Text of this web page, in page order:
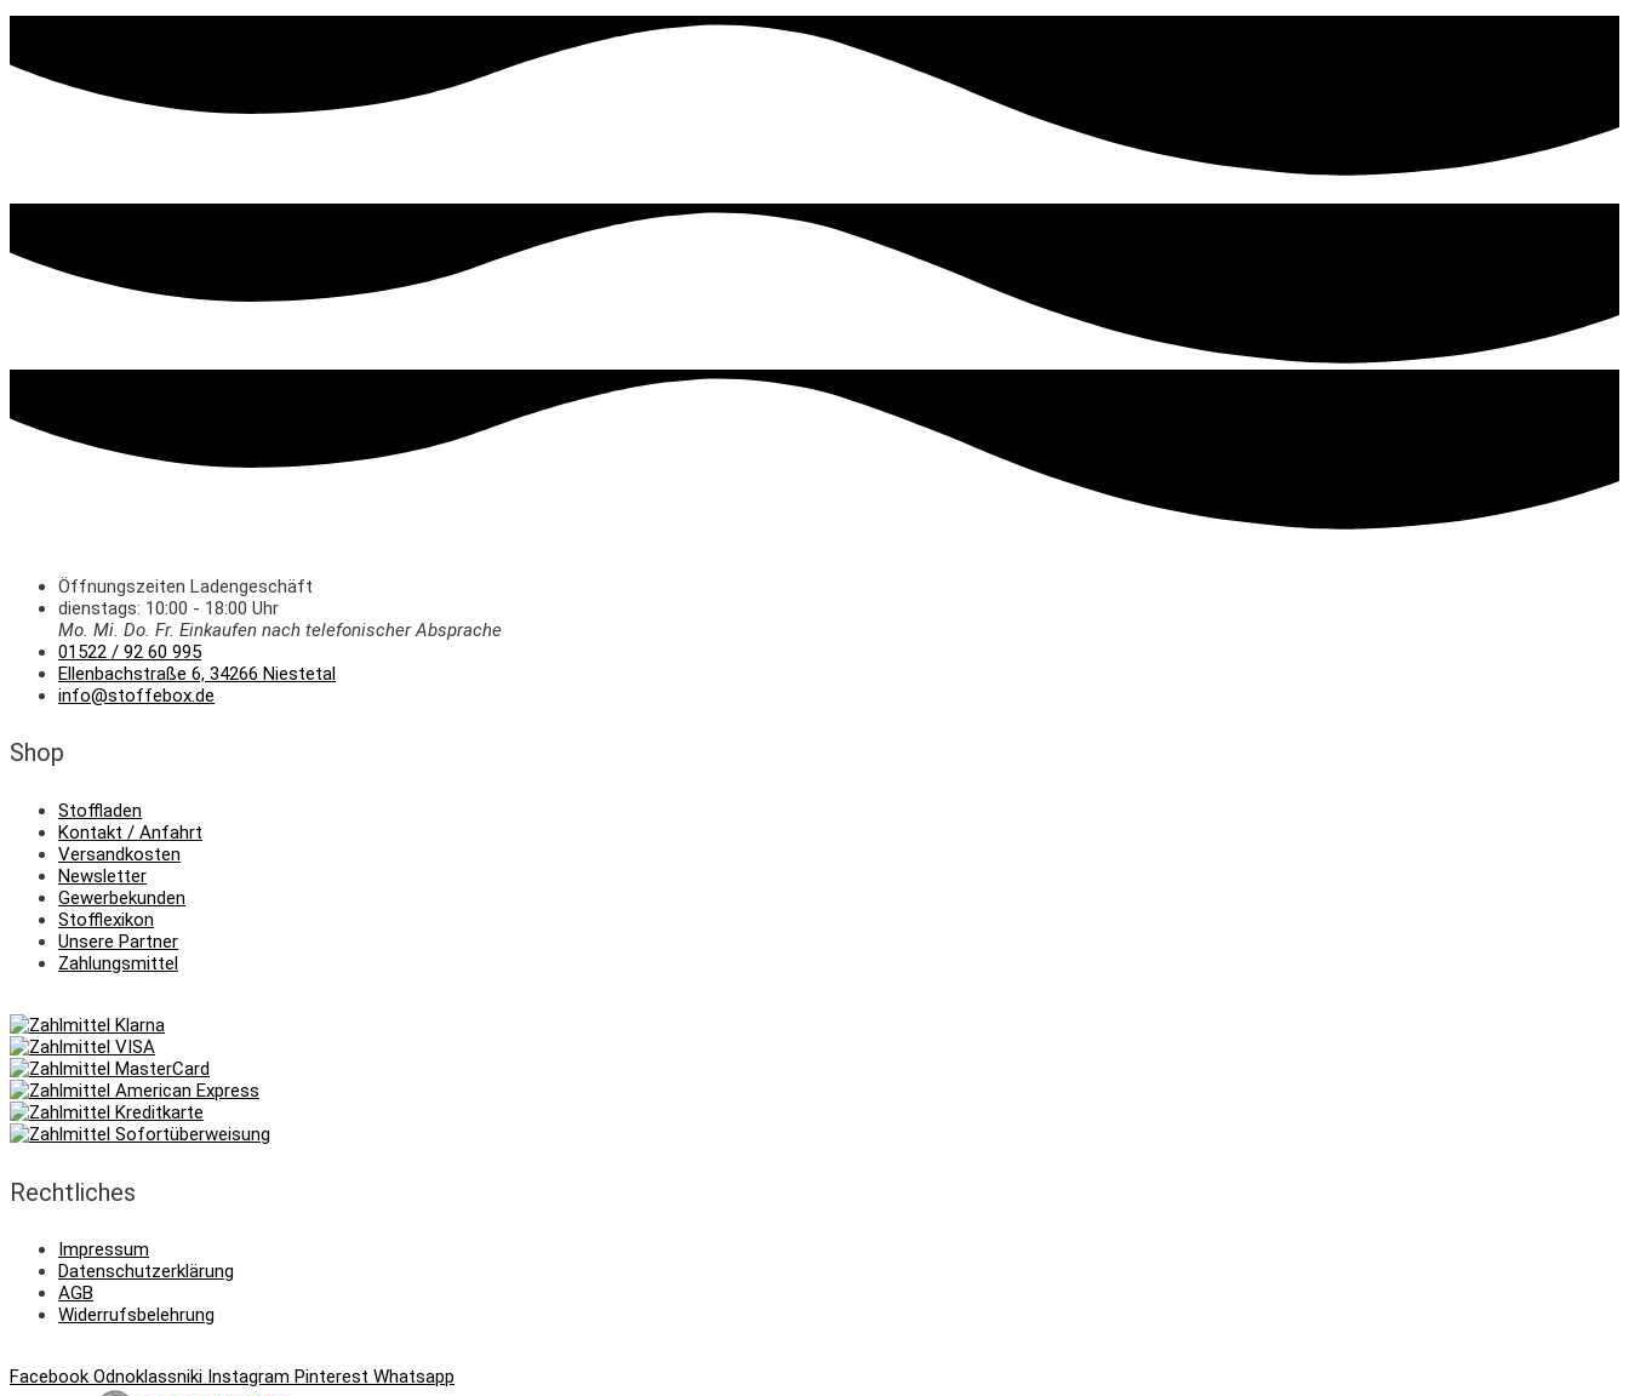
Öffnungszeiten Ladengeschäft
dienstags: 10:00 - 18:00 Uhr
Mo. Mi. Do. Fr. Einkaufen nach telefonischer Absprache
01522 / 92 60 995
Ellenbachstraße 6, 34266 Niestetal
info@stoffebox.de
Shop
Stoffladen
Kontakt / Anfahrt
Versandkosten
Newsletter
Gewerbekunden
Stofflexikon
Unsere Partner
Zahlungsmittel
Rechtliches
Impressum
Datenschutzerklärung
AGB
Widerrufsbelehrung
Facebook Odnoklassniki Instagram Pinterest Whatsapp